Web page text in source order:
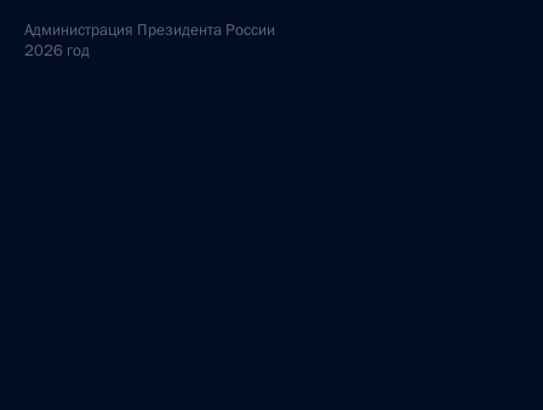
Администрация Президента России
2026 год